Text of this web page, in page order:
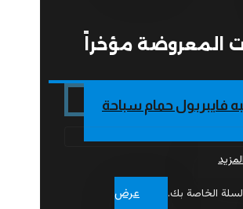
المعروضة مؤخراً
فايبربول حمام سباحة
الخاصة بك.
عرض